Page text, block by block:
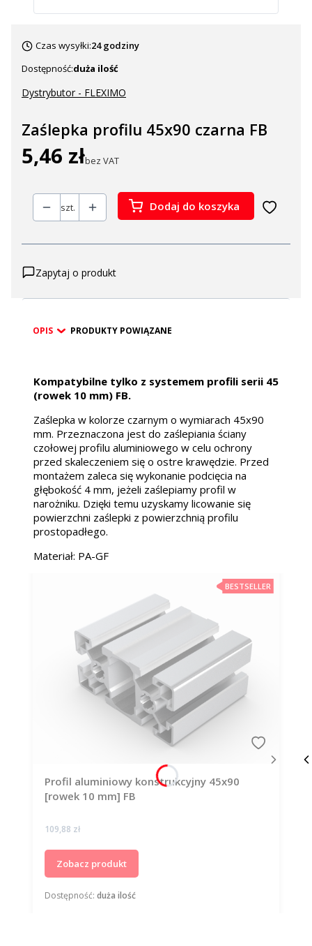
Czas wysyłki:24 godziny
Dostępność:duża ilość
Dystrybutor - FLEXIMO
Zaślepka profilu 45x90 czarna FB
Cena
5,46 złbez VAT
szt. Dodaj do koszyka
Zapytaj o produkt
OPIS PRODUKTY POWIĄZANE
Kompatybilne tylko z systemem profili serii 45
(rowek 10 mm) FB.
Zaślepka w kolorze czarnym o wymiarach 45x90
mm. Przeznaczona jest do zaślepiania ściany
czołowej profilu aluminiowego w celu ochrony
przed skaleczeniem się o ostre krawędzie. Przed
montażem zaleca się wykonanie podcięcia na
głębokość 4 mm, jeżeli zaślepiamy profil w
narożniku. Dzięki temu uzyskamy licowanie się
powierzchni zaślepki z powierzchnią profilu
prostopadłego.
Materiał: PA-GF
BESTSELLER
Profil aluminiowy konstrukcyjny 45x90
[rowek 10 mm] FB
Cena
109,88 zł
Zobacz produkt
Dostępność: duża ilość